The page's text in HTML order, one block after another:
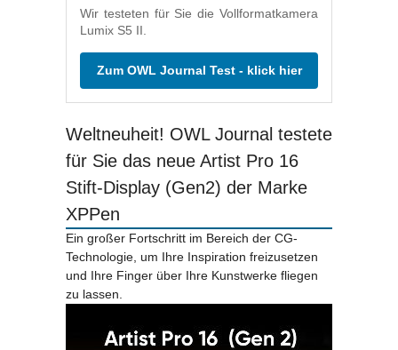
Wir testeten für Sie die Vollformatkamera
Lumix S5 II.
Zum OWL Journal Test - klick hier
Weltneuheit! OWL Journal testete
für Sie das neue Artist Pro 16
Stift-Display (Gen2) der Marke
XPPen
Ein großer Fortschritt im Bereich der CG-
Technologie, um Ihre Inspiration freizusetzen
und Ihre Finger über Ihre Kunstwerke fliegen
zu lassen.